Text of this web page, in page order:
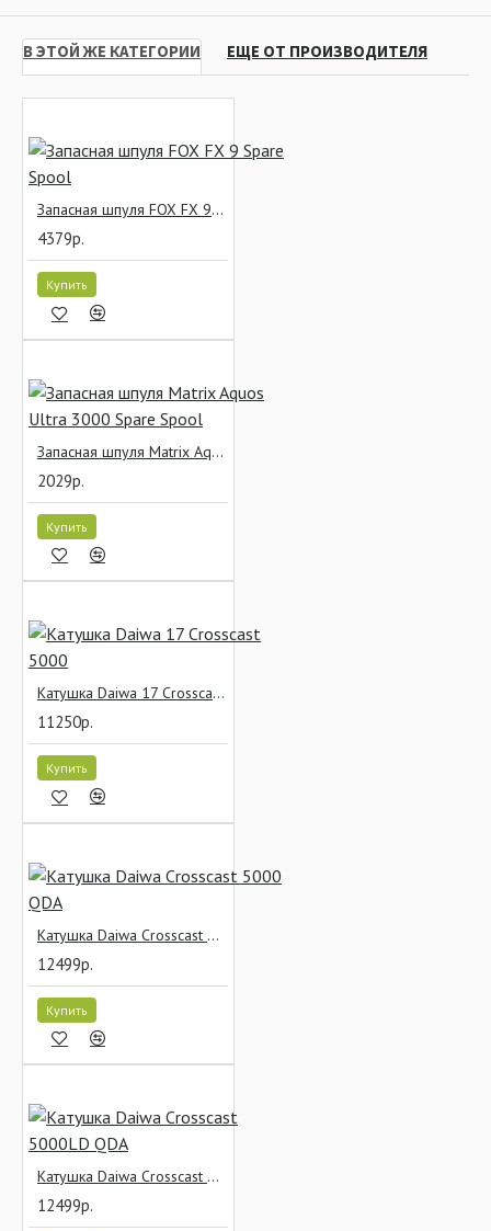
В ЭТОЙ ЖЕ КАТЕГОРИИ ЕЩЕ ОТ ПРОИЗВОДИТЕЛЯ
Запасная шпуля FOX FX 9 Spare Spool
4379р.
Купить
Запасная шпуля Matrix Aquos Ultra 3000 Spare Spool
2029р.
Купить
Катушка Daiwa 17 Crosscast 5000
11250р.
Купить
Катушка Daiwa Crosscast 5000 QDA
12499р.
Купить
Катушка Daiwa Crosscast 5000LD QDA
12499р.